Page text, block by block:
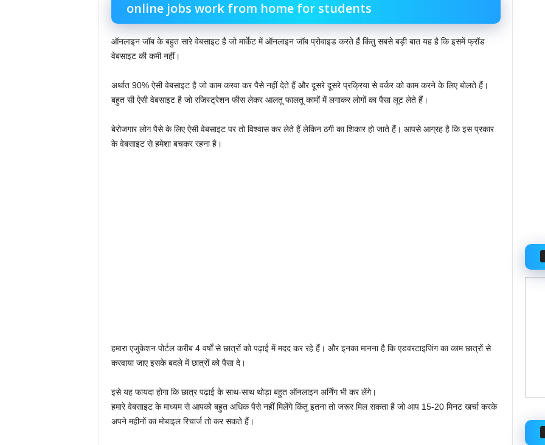
online jobs work from home for students
ऑनलाइन जॉब के बहुत सारे वेबसाइट है जो मार्केट में ऑनलाइन जॉब प्रोवाइड करते हैं किंतु सबसे बड़ी बात यह है कि इसमें फ्रॉड
वेबसाइट की कमी नहीं।
अर्थात 90% ऐसी वेबसाइट है जो काम करवा कर पैसे नहीं देते हैं और दूसरे दूसरे प्रक्रिया से वर्कर को काम करने के लिए बोलते हैं।
बहुत सी ऐसी वेबसाइट है जो रजिस्ट्रेशन फीस लेकर आलतू फालतू कामों में लगाकर लोगों का पैसा लूट लेते हैं।
बेरोजगार लोग पैसे के लिए ऐसी वेबसाइट पर तो विश्वास कर लेते हैं लेकिन ठगी का शिकार हो जाते हैं। आपसे आग्रह है कि इस प्रकार
के वेबसाइट से हमेशा बचकर रहना है।
हमारा एजुकेशन पोर्टल करीब 4 वर्षों से छात्रों को पढ़ाई में मदद कर रहे हैं। और इनका मानना है कि एडवरटाइजिंग का काम छात्रों से
करवाया जाए इसके बदले में छात्रों को पैसा दे।
इसे यह फायदा होगा कि छात्र पढ़ाई के साथ-साथ थोड़ा बहुत ऑनलाइन अर्निंग भी कर लेंगे।
हमारे वेबसाइट के माध्यम से आपको बहुत अधिक पैसे नहीं मिलेंगे किंतु इतना तो जरूर मिल सकता है जो आप 15-20 मिनट खर्चा करके
अपने महीनों का मोबाइल रिचार्ज तो कर सकते हैं।